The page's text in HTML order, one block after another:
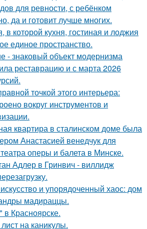
для ревности, с ребёнком
да и готовит лучше многих.
в которой кухня, гостиная и лоджия
единое пространство.
- знаковый объект модернизма
реставрацию и с марта 2026
точкой этого интерьера:
вокруг инструментов и
квартира в сталинском доме была
Анастасией венедчук для
оперы и балета в Минске.
Адлер в Гринвич - виллидж
и упорядоченный хаос: дом
мадираццы.
в Красноярске.
на каникулы.